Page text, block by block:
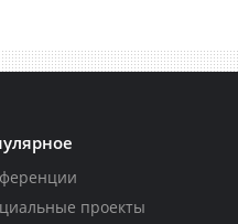
проекты